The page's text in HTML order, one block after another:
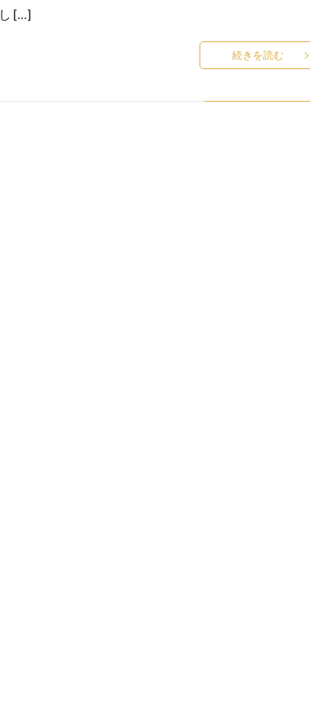
[…]
続きを読む